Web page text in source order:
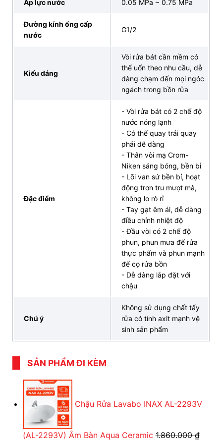
Bản vẽ Vòi Rửa Bát Nóng Lạnh INAX SFV-303S
(Nguồn: INAX)
4. An tâm mua sắm vòi rửa chén nóng lạnh
INAX SFV 303S chất lượng, giá tốt tại INAX
Khi chọn mua vòi rửa chén nóng lạnh INAX
tại INAX Bán Lẻ Tại Kho, Quý khách sẽ được
trải nghiệm nhiều lợi ích đặc biệt:
Thiết bị vệ sinh INAX chính hãng, chất lượng vượt
bảo hành minh bạchđúng
nhanh chóng và đúng kỹ thuật
, miễn phí vận chuyển nhiều tỉnh
Giá thành hợp lý, cạnh tranh trên thị trường, cùng
với các chương trình hỗ trợ trả góp 0% lãi suất.
Đừng bỏ lỡ cơ hội sở hữu vòi bếp INAXSFV-303S
hiện đại và sang trọng ngay hôm nay để nâng cấp
không gian bếp gia đình cùng với các ưu đãi đặc
biệt chỉ có tạiINAX Bán Lẻ Tại Kho
ĐẠI LÝ THIẾT BỊ VỆ SINH INAX BÁN LẺ
TẠI KHO
Áp lực nước 0.05 MPa ~ 0.75 MPa
Đường kính ống cấp
nước
G1/2
Kiểu dáng
Vòi rửa bát cần mềm có
thể uốn theo nhu cầu, dễ
dàng chạm đến mọi ngóc
ngách trong bồn rửa
Đặc điểm
- Vòi rửa bát có 2 chế độ
nước nóng lạnh
- Có thể quay trái quay
phải dễ dàng
- Thân vòi mạ Crom-
Niken sáng bóng, bền bỉ
- Lõi van sứ bền bỉ, hoạt
động trơn tru mượt mà,
không lo rò rỉ
- Tay gạt êm ái, dễ dàng
điều chỉnh nhiệt độ
- Đầu vòi có 2 chế độ
phun, phun mưa để rửa
thực phẩm và phun mạnh
để cọ rửa bồn
- Dễ dàng lắp đặt với
chậu
Chú ý
Không sử dụng chất tẩy
rửa có tính axit mạnh vệ
sinh sản phẩm
SẢN PHẨM ĐI KÈM
Chậu Rửa Lavabo INAX AL-2293V
(AL-2293V) Âm Bàn Aqua Ceramic 1.860.000₫